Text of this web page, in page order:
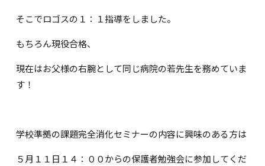
そこでロゴスの１：１指導をしました。
もちろん現役合格、
現在はお父様の右腕として同じ病院の若先生を務めていま
す！
学校準拠の課題完全消化セミナーの内容に興味のある方は
５月１１日１４：００からの保護者勉強会に参加してくだ